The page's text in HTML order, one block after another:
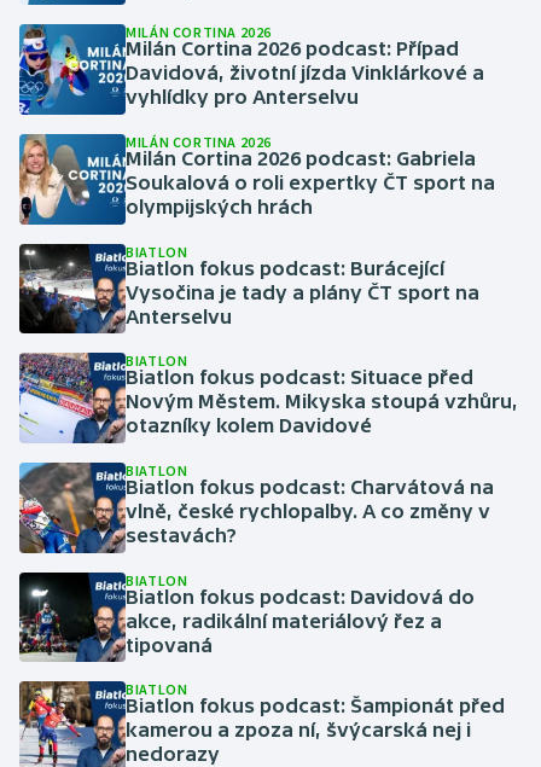
Házená
Jezdectví
Judo
Krasobruslení
Lezení
Lyže a snowboard
Moderní pětiboj
Motorsport
Olympijské hry
Parasport
Plavání
Plážový volejbal
Ragby
MILÁN CORTINA 2026
Milán Cortina 2026 podcast: Případ
Davidová, životní jízda Vinklárkové a
vyhlídky pro Anterselvu
MILÁN CORTINA 2026
Milán Cortina 2026 podcast: Gabriela
Soukalová o roli expertky ČT sport na
olympijských hrách
BIATLON
Biatlon fokus podcast: Burácející
Vysočina je tady a plány ČT sport na
Anterselvu
BIATLON
Biatlon fokus podcast: Situace před
Novým Městem. Mikyska stoupá vzhůru,
otazníky kolem Davidové
BIATLON
Biatlon fokus podcast: Charvátová na
vlně, české rychlopalby. A co změny v
sestavách?
BIATLON
Biatlon fokus podcast: Davidová do
akce, radikální materiálový řez a
tipovaná
BIATLON
Biatlon fokus podcast: Šampionát před
kamerou a zpoza ní, švýcarská nej i
nedorazy